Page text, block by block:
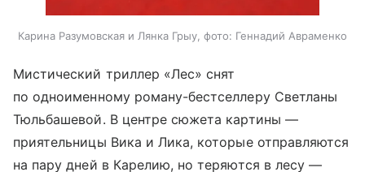
Карина Разумовская и Лянка Грыу, фото: Геннадий Авраменко
Мистический триллер «Лес» снят
по одноименному роману-бестселлеру Светланы
Тюльбашевой. В центре сюжета картины —
приятельницы Вика и Лика, которые отправляются
на пару дней в Карелию, но теряются в лесу —